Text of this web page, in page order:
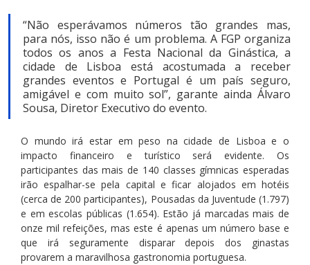
“Não esperávamos números tão grandes mas,
para nós, isso não é um problema. A FGP organiza
todos os anos a Festa Nacional da Ginástica, a
cidade de Lisboa está acostumada a receber
grandes eventos e Portugal é um país seguro,
amigável e com muito sol”, garante ainda Álvaro
Sousa, Diretor Executivo do evento.
O mundo irá estar em peso na cidade de Lisboa e o
impacto financeiro e turístico será evidente. Os
participantes das mais de 140 classes gímnicas esperadas
irão espalhar-se pela capital e ficar alojados em hotéis
(cerca de 200 participantes), Pousadas da Juventude (1.797)
e em escolas públicas (1.654). Estão já marcadas mais de
onze mil refeições, mas este é apenas um número base e
que irá seguramente disparar depois dos ginastas
provarem a maravilhosa gastronomia portuguesa.